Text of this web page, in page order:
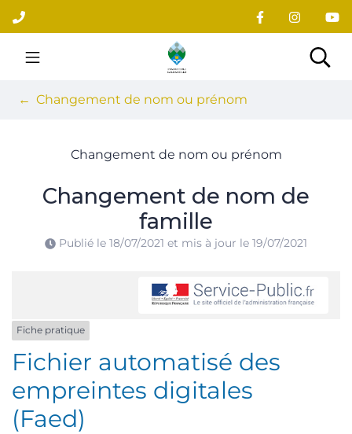
Aller
au
contenu
Site officiel du village
Changement de nom ou prénom
Changement de nom ou prénom
Changement de nom de
famille
Publié le 18/07/2021 et mis à jour le 19/07/2021
Fiche pratique
Fichier automatisé des
empreintes digitales
(Faed)